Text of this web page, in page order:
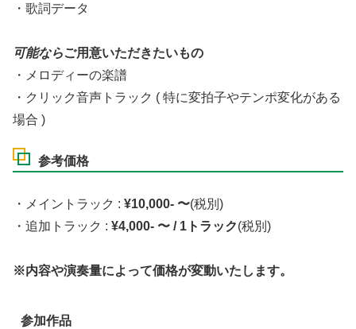
・歌詞データ
可能ならご用意いただきたいもの
・メロディーの楽譜
・クリック音声トラック ( 特に変拍子やテンポ変化がある
場合 )
参考価格
・メイントラック : ¥10,000- 〜(税別)
・追加トラック : ¥4,000- 〜 / 1トラック(税別)
※内容や演奏量によって価格が変動いたします。
参加作品